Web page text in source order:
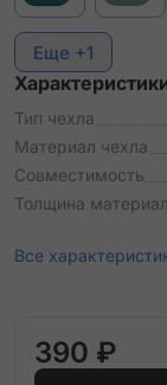
Еще +1
Тип чехла
Материал чехла
Совместимость
Толщина
Все
390 ₽